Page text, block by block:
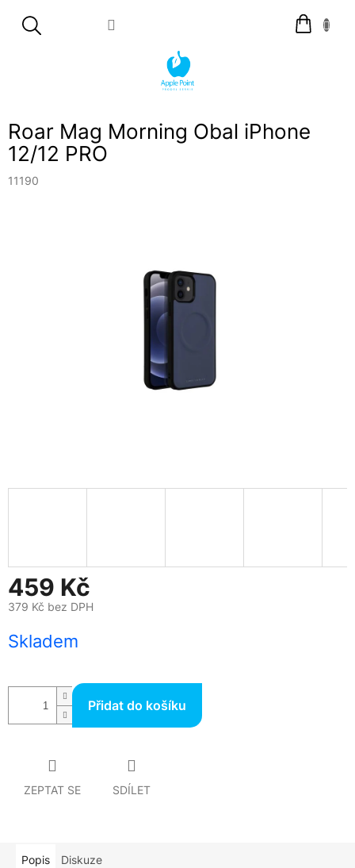
Nákupní
košík
Roar Mag Morning Obal iPhone
12/12 PRO
11190
459 Kč
379 Kč bez DPH
cena:
Skladem
Přidat do košíku
ZEPTAT SE SDÍLET
Popis Diskuze